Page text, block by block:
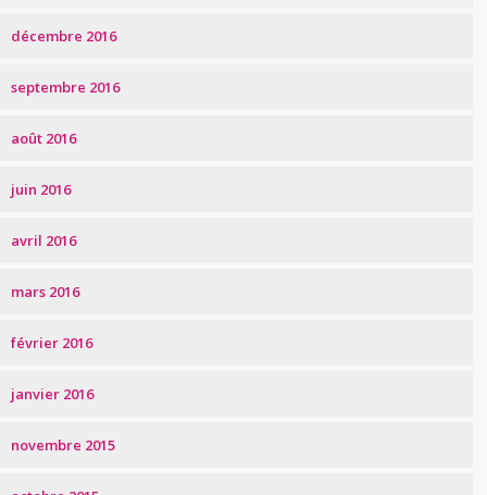
décembre 2016
septembre 2016
août 2016
juin 2016
avril 2016
mars 2016
février 2016
janvier 2016
novembre 2015